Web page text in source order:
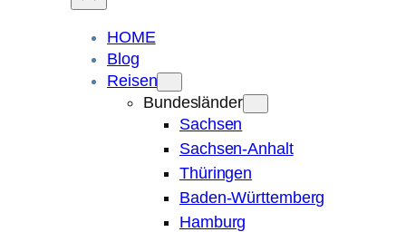
HOME
Blog
Reisen
Bundesländer
Sachsen
Sachsen-Anhalt
Thüringen
Baden-Württemberg
Hamburg